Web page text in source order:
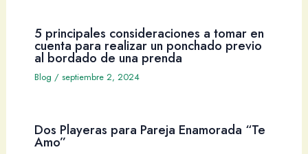
5 principales consideraciones a tomar en
cuenta para realizar un ponchado previo
al bordado de una prenda
Blog / septiembre 2, 2024
Dos Playeras para Pareja Enamorada “Te
Amo”